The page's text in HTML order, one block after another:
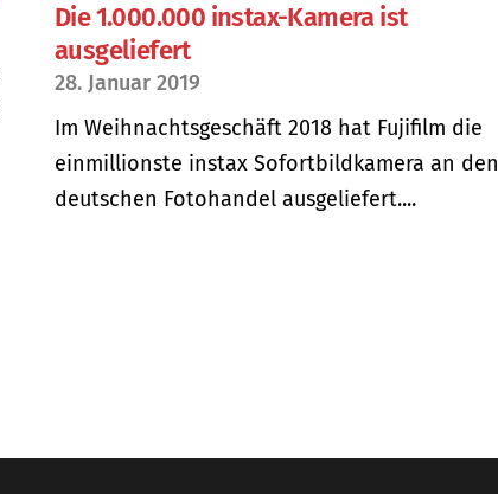
Die 1.000.000 instax-Kamera ist
ausgeliefert
28. Januar 2019
Im Weihnachtsgeschäft 2018 hat Fujifilm die
einmillionste instax Sofortbildkamera an den
deutschen Fotohandel ausgeliefert....